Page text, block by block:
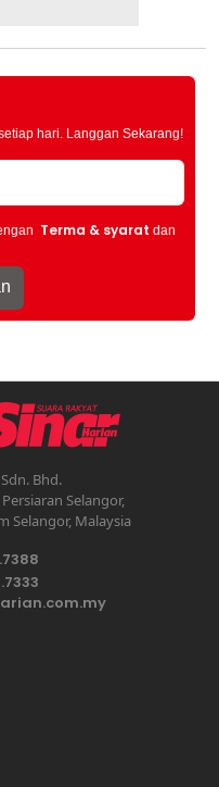
hari. Langgan Sekarang!
Terma & syarat dan
Bhd.
Selangor,
Selangor, Malaysia